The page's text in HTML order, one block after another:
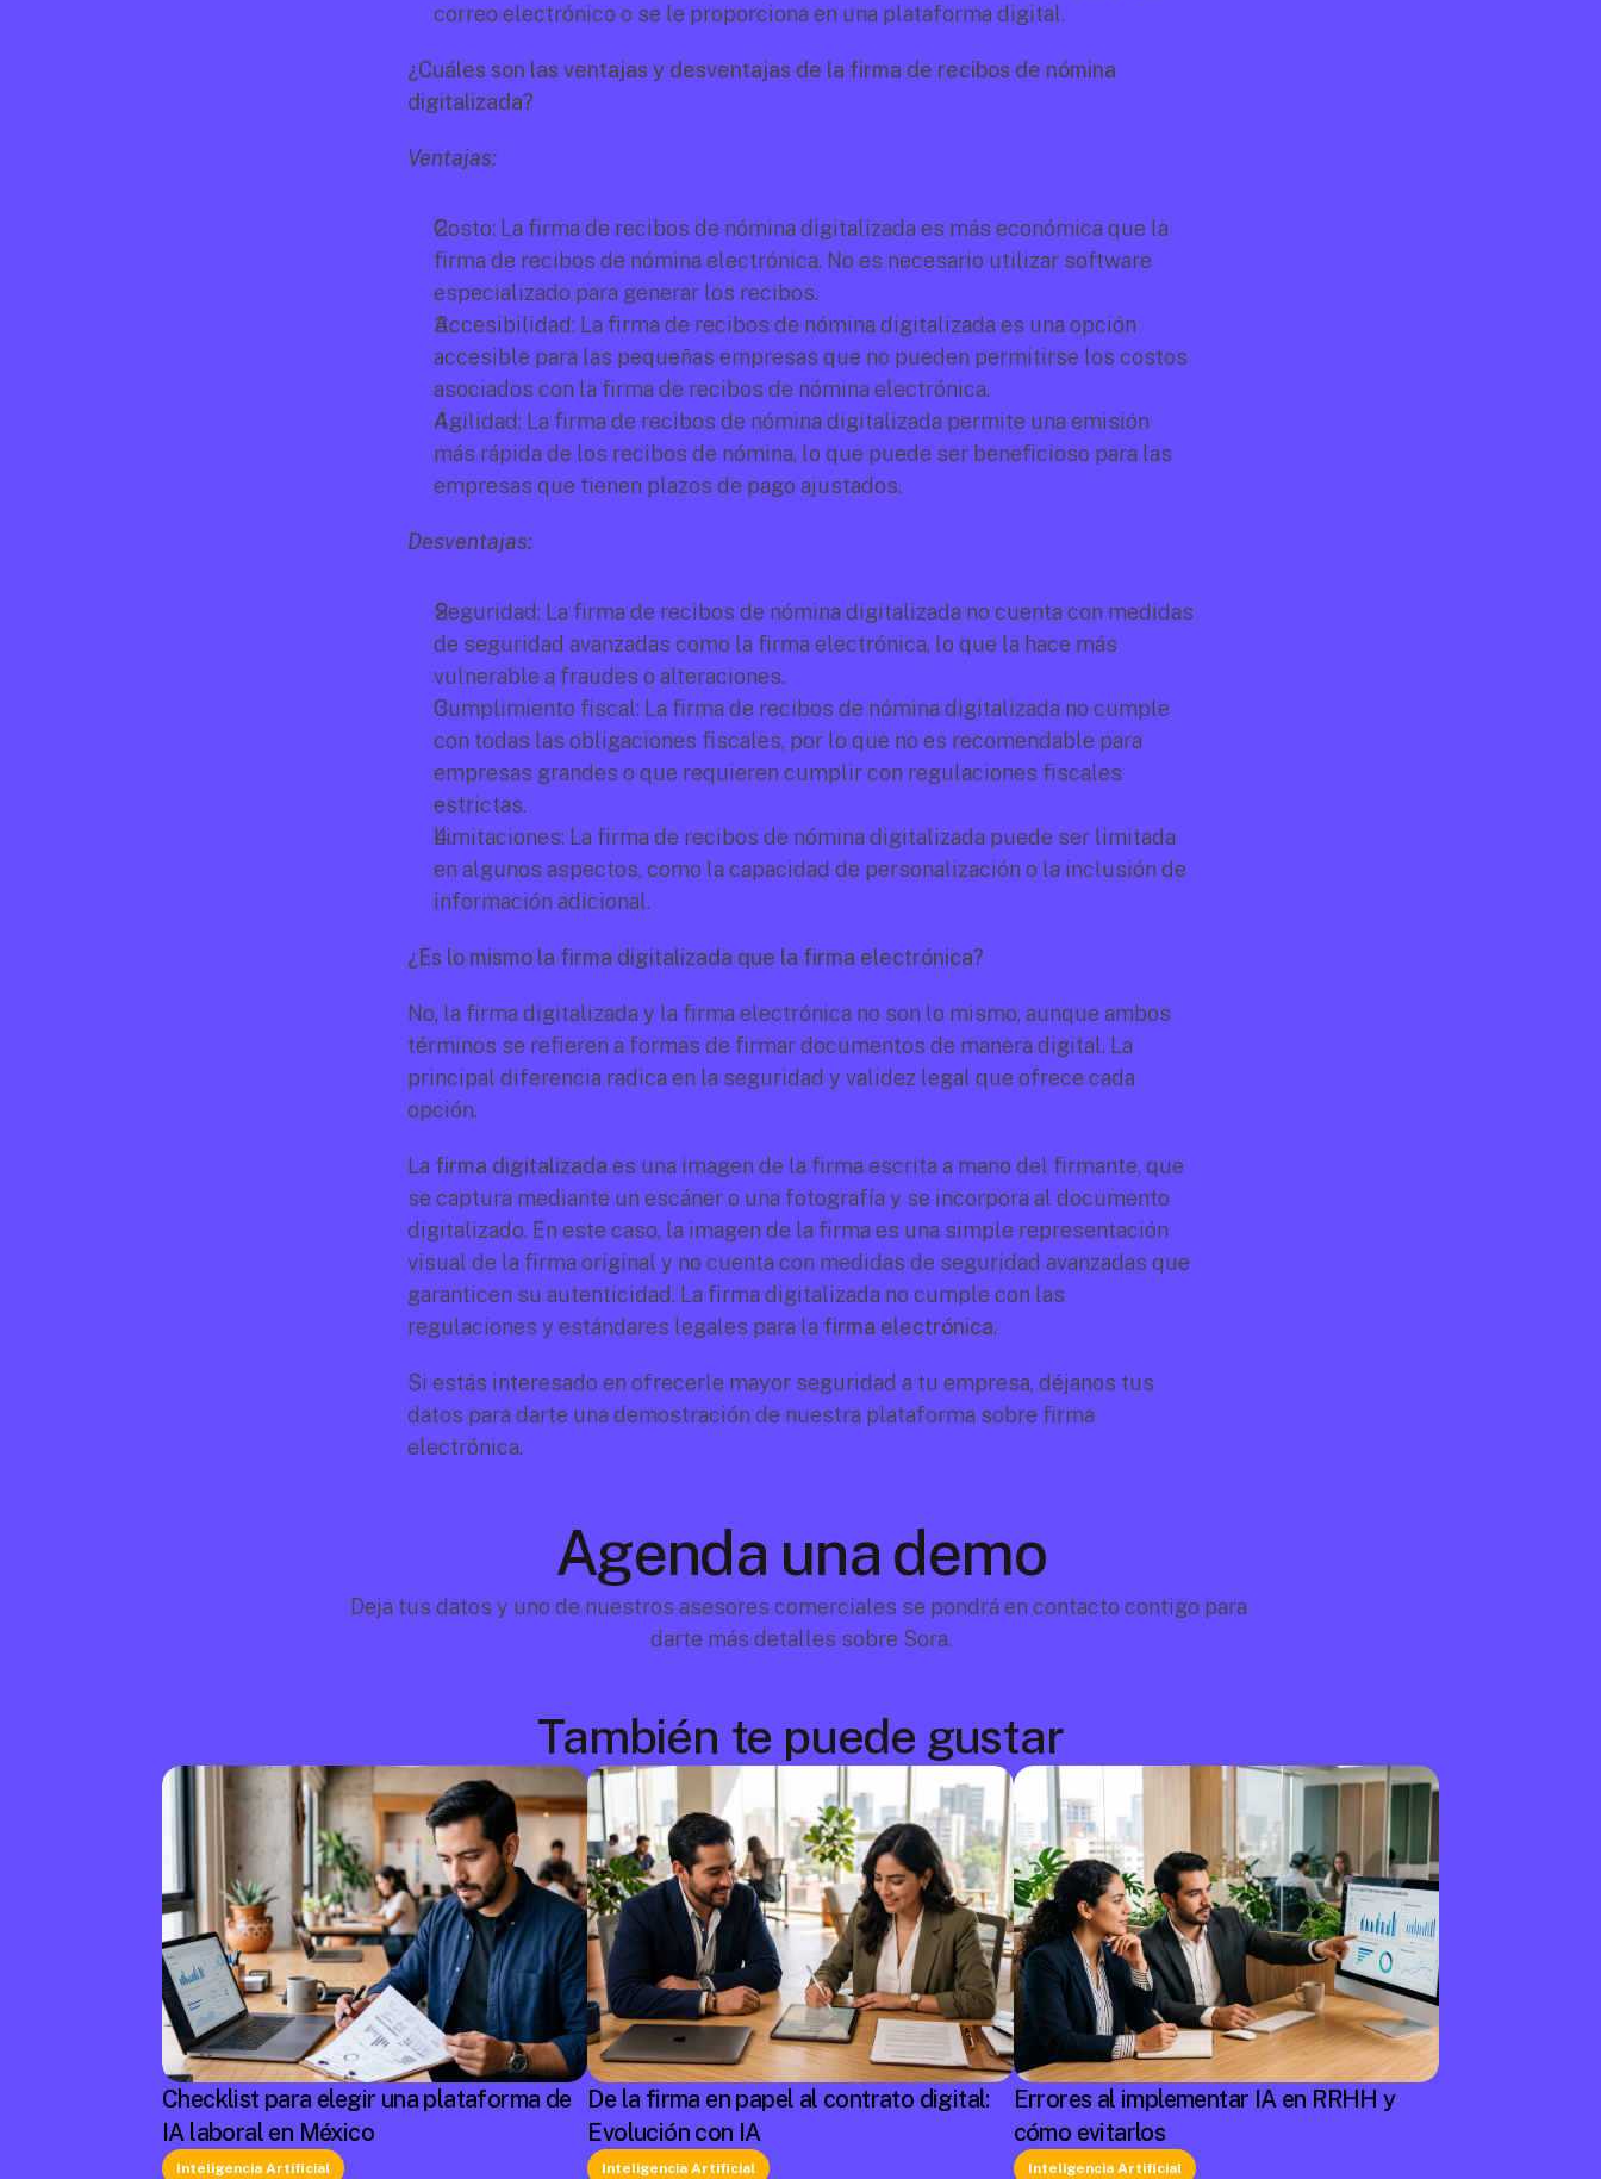
correo electrónico o se le proporciona en una plataforma digital.
¿Cuáles son las ventajas y desventajas de la firma de recibos de nómina
digitalizada?
Ventajas:
Costo: La firma de recibos de nómina digitalizada es más económica que la
firma de recibos de nómina electrónica. No es necesario utilizar software
especializado para generar los recibos.
Accesibilidad: La firma de recibos de nómina digitalizada es una opción
accesible para las pequeñas empresas que no pueden permitirse los costos
asociados con la firma de recibos de nómina electrónica.
Agilidad: La firma de recibos de nómina digitalizada permite una emisión
más rápida de los recibos de nómina, lo que puede ser beneficioso para las
empresas que tienen plazos de pago ajustados.
Desventajas:
Seguridad: La firma de recibos de nómina digitalizada no cuenta con medidas
de seguridad avanzadas como la firma electrónica, lo que la hace más
vulnerable a fraudes o alteraciones.
Cumplimiento fiscal: La firma de recibos de nómina digitalizada no cumple
con todas las obligaciones fiscales, por lo que no es recomendable para
empresas grandes o que requieren cumplir con regulaciones fiscales
estrictas.
Limitaciones: La firma de recibos de nómina digitalizada puede ser limitada
en algunos aspectos, como la capacidad de personalización o la inclusión de
información adicional.
¿Es lo mismo la firma digitalizada que la firma electrónica?
No, la firma digitalizada y la firma electrónica no son lo mismo, aunque ambos
términos se refieren a formas de firmar documentos de manera digital. La
principal diferencia radica en la seguridad y validez legal que ofrece cada
opción.
La firma digitalizada es una imagen de la firma escrita a mano del firmante, que
se captura mediante un escáner o una fotografía y se incorpora al documento
digitalizado. En este caso, la imagen de la firma es una simple representación
visual de la firma original y no cuenta con medidas de seguridad avanzadas que
garanticen su autenticidad. La firma digitalizada no cumple con las
regulaciones y estándares legales para la firma electrónica.
Si estás interesado en ofrecerle mayor seguridad a tu empresa, déjanos tus
datos para darte una demostración de nuestra plataforma sobre firma
electrónica.
Agenda una demo
Deja tus datos y uno de nuestros asesores comerciales se pondrá en contacto contigo para
darte más detalles sobre Sora.
También te puede gustar
Checklist para elegir una plataforma de
IA laboral en México
Inteligencia Artificial
De la firma en papel al contrato digital:
Evolución con IA
Inteligencia Artificial
Errores al implementar IA en RRHH y
cómo evitarlos
Inteligencia Artificial